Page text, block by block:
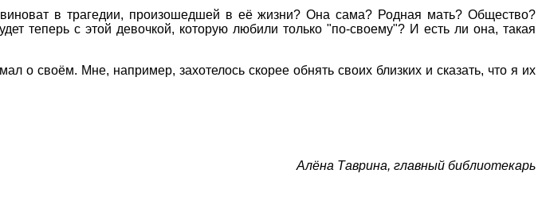
в трагедии, произошедшей в её жизни? Она сама? Родная мать? Общество?
теперь с этой девочкой, которую любили только "по-своему"? И есть ли она, такая
о своём. Мне, например, захотелось скорее обнять своих близких и сказать, что я их
Алёна Таврина, главный библиотекарь